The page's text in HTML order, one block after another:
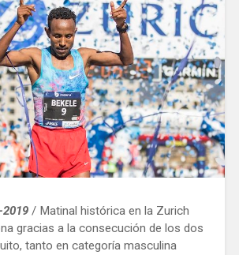
/ Matinal histórica en la Zurich
gracias a la consecución de los dos
tanto en categoría masculina